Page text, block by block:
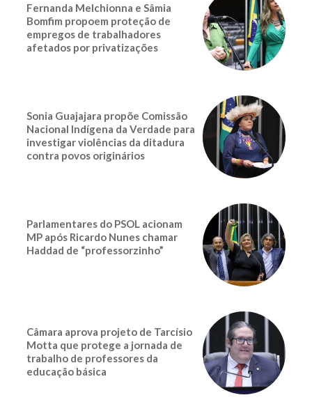
Fernanda Melchionna e Sâmia
Bomfim propoem proteção de
empregos de trabalhadores
afetados por privatizações
Sonia Guajajara propõe Comissão
Nacional Indígena da Verdade para
investigar violências da ditadura
contra povos originários
Parlamentares do PSOL acionam
MP após Ricardo Nunes chamar
Haddad de “professorzinho”
Câmara aprova projeto de Tarcísio
Motta que protege a jornada de
trabalho de professores da
educação básica